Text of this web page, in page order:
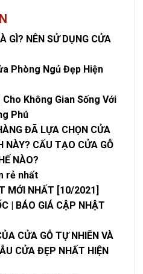
GÌ? NÊN SỬ DỤNG CỬA
Phòng Ngủ Đẹp Hiện
Không Gian Sống Với
Phú
ĐÃ LỰA CHỌN CỬA
NÀY? CẤU TẠO CỬA GỖ
NÀO?
rẻ nhất
MỚI NHẤT [10/2021]
| BÁO GIÁ CẬP NHẬT
CỬA GỖ TỰ NHIÊN VÀ
CỬA ĐẸP NHẤT HIỆN